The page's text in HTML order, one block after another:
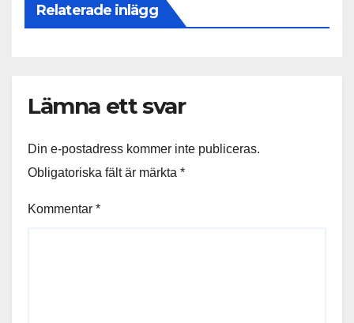
Relaterade inlägg
Lämna ett svar
Din e-postadress kommer inte publiceras.
Obligatoriska fält är märkta *
Kommentar *